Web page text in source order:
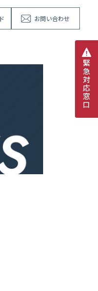
お問い合わせ
緊
急
対
応
窓
口